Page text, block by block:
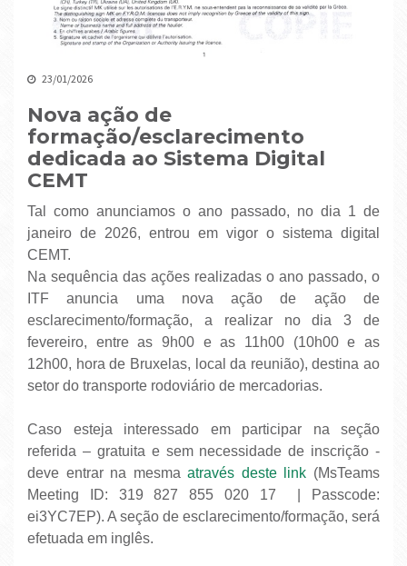
23/01/2026
Nova ação de
formação/esclarecimento
dedicada ao Sistema Digital
CEMT
Tal como anunciamos o ano passado, no dia 1 de
janeiro de 2026, entrou em vigor o sistema digital
CEMT.
Na sequência das ações realizadas o ano passado, o
ITF anuncia uma nova ação de ação de
esclarecimento/formação, a realizar no dia 3 de
fevereiro, entre as 9h00 e as 11h00 (10h00 e as
12h00, hora de Bruxelas, local da reunião), destina ao
setor do transporte rodoviário de mercadorias.
Caso esteja interessado em participar na seção
referida – gratuita e sem necessidade de inscrição -
deve entrar na mesmaatravés deste link (MsTeams
Meeting ID: 319 827 855 020 17 | Passcode:
ei3YC7EP). A seção de esclarecimento/formação, será
efetuada em inglês.